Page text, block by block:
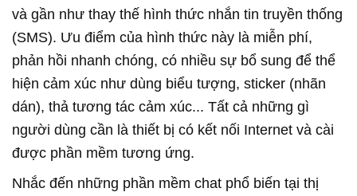
và gần như thay thế hình thức nhắn tin truyền thống
(SMS). Ưu điểm của hình thức này là miễn phí,
phản hồi nhanh chóng, có nhiều sự bổ sung để thể
hiện cảm xúc như dùng biểu tượng, sticker (nhãn
dán), thả tương tác cảm xúc... Tất cả những gì
người dùng cần là thiết bị có kết nối Internet và cài
được phần mềm tương ứng.
Nhắc đến những phần mềm chat phổ biến tại thị